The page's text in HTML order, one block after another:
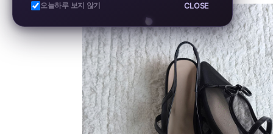
오늘하루 보지 않기 CLOSE